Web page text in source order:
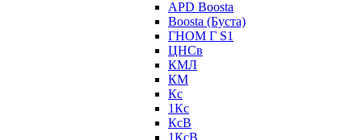
APD Boosta
Boosta (Буста)
ГНОМ Г S1
ЦНСв
КМЛ
КМ
Кс
1Кс
КсВ
1КсВ